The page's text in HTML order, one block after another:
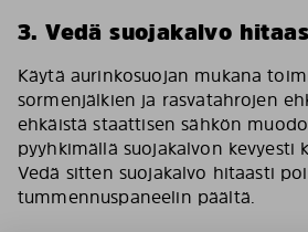
3. Vedä suojakalvo
Käytä aurinkosuojan mukana
sormenjälkien ja rasvatahrojen
ehkäistä staattisen sähkön
pyyhkimällä suojakalvon kevyesti
Vedä sitten suojakalvo hitaasti
tummennuspaneelin päältä.